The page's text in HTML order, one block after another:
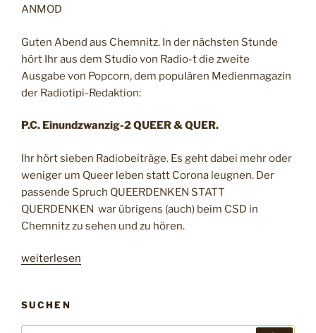
i
s
e
k
r
e
e
“
ANMOD
Guten Abend aus Chemnitz. In der nächsten Stunde
hört Ihr aus dem Studio von Radio-t die zweite
Ausgabe von Popcorn, dem populären Medienmagazin
der Radiotipi-Redaktion:
P.C. Einundzwanzig-2 QUEER & QUER.
Ihr hört sieben Radiobeiträge. Es geht dabei mehr oder
weniger um Queer leben statt Corona leugnen. Der
passende Spruch QUEERDENKEN STATT
QUERDENKEN war übrigens (auch) beim CSD in
Chemnitz zu sehen und zu hören.
„
2
1
weiterlesen
SUCHEN